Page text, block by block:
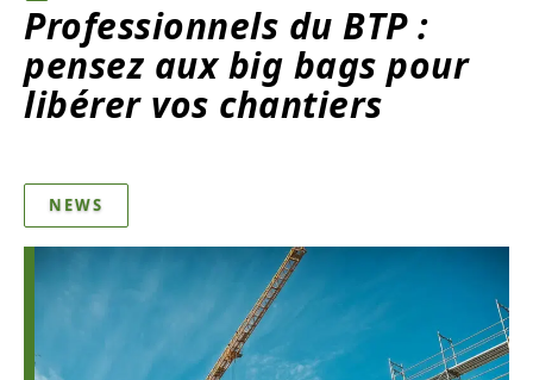
Professionnels du BTP :
pensez aux big bags pour
libérer vos chantiers
NEWS